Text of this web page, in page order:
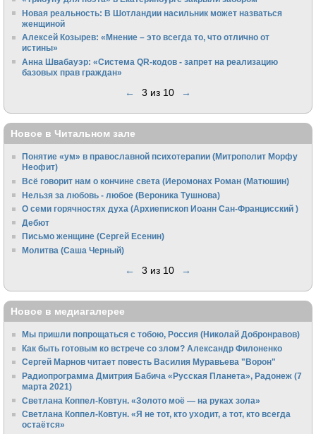
Новая реальность: В Шотландии насильник может назваться
женщиной
Алексей Козырев: «Мнение – это всегда то, что отлично от
истины»
Анна Швабауэр: «Система QR-кодов - запрет на реализацию
базовых прав граждан»
← 3 из 10 →
Новое в Читальном зале
Понятие «ум» в православной психотерапии (Митрополит Морфу
Неофит)
Всё говорит нам о кончине света (Иеромонах Роман (Матюшин)
Нельзя за любовь - любое (Вероника Тушнова)
О семи горячностях духа (Архиепископ Иоанн Сан-Францисский )
Дебют
Письмо женщине (Сергей Есенин)
Молитва (Саша Черный)
← 3 из 10 →
Новое в медиагалерее
Мы пришли попрощаться с тобою, Россия (Николай Добронравов)
Как быть готовым ко встрече со злом? Александр Филоненко
Сергей Марнов читает повесть Василия Муравьева "Ворон"
Радиопрограмма Дмитрия Бабича «Русская Планета», Радонеж (7
марта 2021)
Светлана Коппел-Ковтун. «Золото моё — на руках зола»
Светлана Коппел-Ковтун. «Я не тот, кто уходит, а тот, кто всегда
остаётся»